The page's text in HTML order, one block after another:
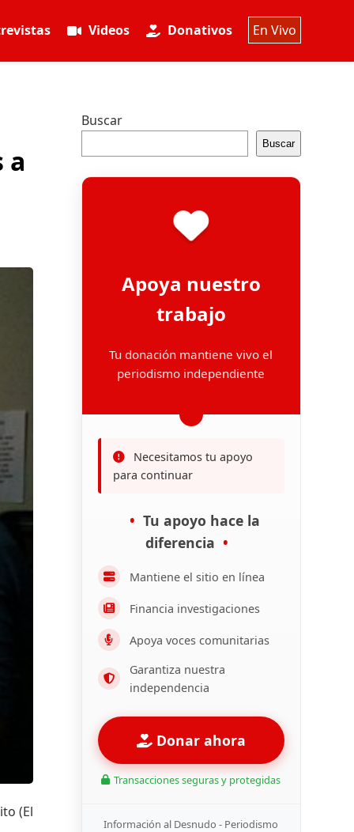
Videos Donativos En Vivo
a
(El
Buscar
Buscar
Apoya nuestro
trabajo
Tu donación mantiene vivo el
periodismo independiente
Necesitamos tu apoyo
para continuar
Tu apoyo hace la
diferencia
Mantiene el sitio en línea
Financia investigaciones
Apoya voces comunitarias
Garantiza nuestra
independencia
Donar ahora
Transacciones seguras y protegidas
Información al Desnudo - Periodismo